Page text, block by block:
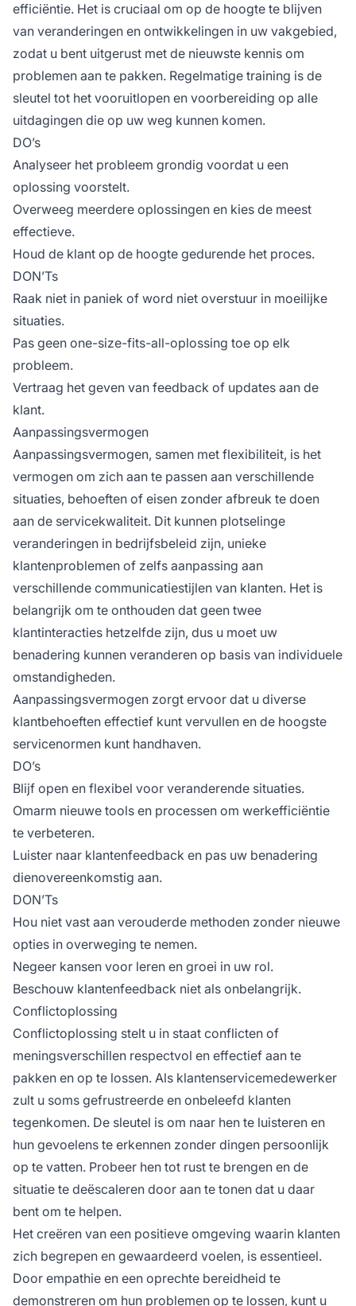
efficiëntie. Het is cruciaal om op de hoogte te blijven
van veranderingen en ontwikkelingen in uw vakgebied,
zodat u bent uitgerust met de nieuwste kennis om
problemen aan te pakken. Regelmatige training is de
sleutel tot het vooruitlopen en voorbereiding op alle
uitdagingen die op uw weg kunnen komen.
DO’s
Analyseer het probleem grondig voordat u een
oplossing voorstelt.
Overweeg meerdere oplossingen en kies de meest
effectieve.
Houd de klant op de hoogte gedurende het proces.
DON’Ts
Raak niet in paniek of word niet overstuur in moeilijke
situaties.
Pas geen one-size-fits-all-oplossing toe op elk
probleem.
Vertraag het geven van feedback of updates aan de
klant.
Aanpassingsvermogen
Aanpassingsvermogen, samen met flexibiliteit, is het
vermogen om zich aan te passen aan verschillende
situaties, behoeften of eisen zonder afbreuk te doen
aan de servicekwaliteit. Dit kunnen plotselinge
veranderingen in bedrijfsbeleid zijn, unieke
klantenproblemen of zelfs aanpassing aan
verschillende communicatiestijlen van klanten. Het is
belangrijk om te onthouden dat geen twee
klantinteracties hetzelfde zijn, dus u moet uw
benadering kunnen veranderen op basis van individuele
omstandigheden.
Aanpassingsvermogen zorgt ervoor dat u diverse
klantbehoeften effectief kunt vervullen en de hoogste
servicenormen kunt handhaven.
DO’s
Blijf open en flexibel voor veranderende situaties.
Omarm nieuwe tools en processen om werkefficiëntie
te verbeteren.
Luister naar klantenfeedback en pas uw benadering
dienovereenkomstig aan.
DON’Ts
Hou niet vast aan verouderde methoden zonder nieuwe
opties in overweging te nemen.
Negeer kansen voor leren en groei in uw rol.
Beschouw klantenfeedback niet als onbelangrijk.
Conflictoplossing
Conflictoplossing stelt u in staat conflicten of
meningsverschillen respectvol en effectief aan te
pakken en op te lossen. Als klantenservicemedewerker
zult u soms gefrustreerde en onbeleefd klanten
tegenkomen. De sleutel is om naar hen te luisteren en
hun gevoelens te erkennen zonder dingen persoonlijk
op te vatten. Probeer hen tot rust te brengen en de
situatie te deëscaleren door aan te tonen dat u daar
bent om te helpen.
Het creëren van een positieve omgeving waarin klanten
zich begrepen en gewaardeerd voelen, is essentieel.
Door empathie en een oprechte bereidheid te
demonstreren om hun problemen op te lossen, kunt u